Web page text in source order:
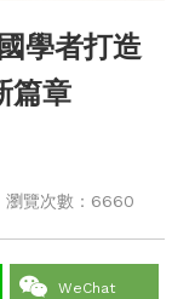
學者打造
篇章
瀏覽次數：6660
WeChat